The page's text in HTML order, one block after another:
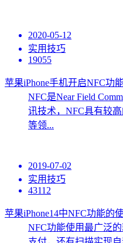
2020-05-12
实用技巧
19055
苹果iPhone手机开启NFC功
NFC是Near Field
讯技术，NFC具有较
等领...
2019-07-02
实用技巧
43112
苹果iPhone14中NFC功能的
NFC功能使用最广泛